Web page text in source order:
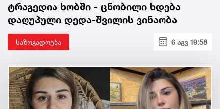
ტრაგედია ხობში - ცნობილი ხდება
დაღუპული დედა-შვილის ვინაობა
საზოგადოება 6 აგვ 19:58